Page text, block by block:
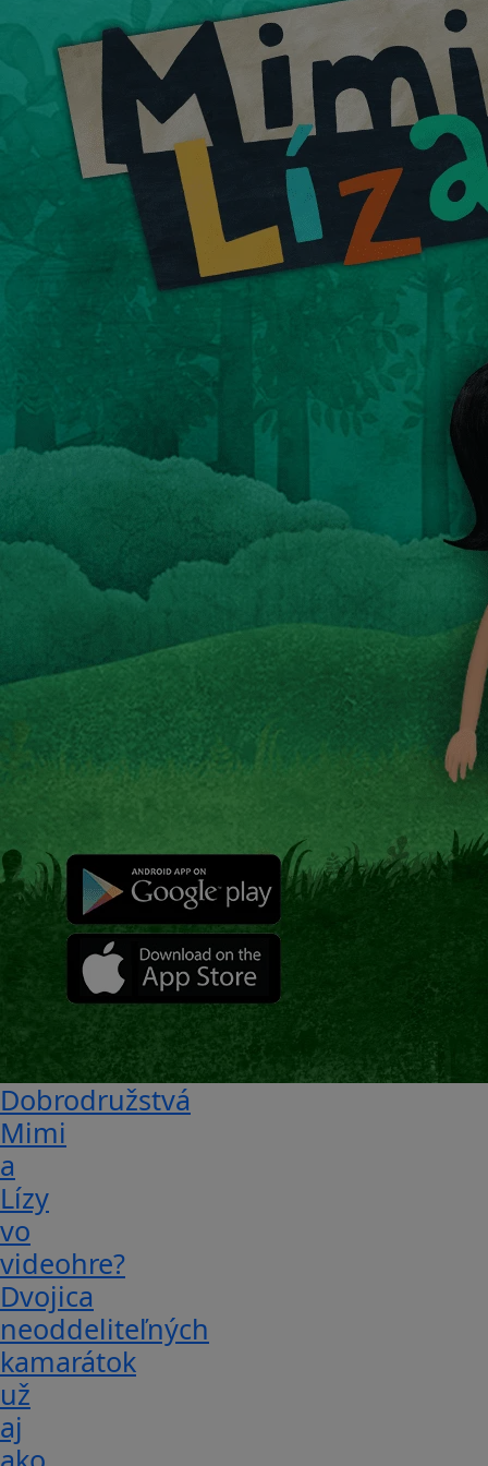
Dobrodružstvá
Mimi
a
Lízy
vo
videohre?
Dvojica
neoddeliteľných
kamarátok
už
aj